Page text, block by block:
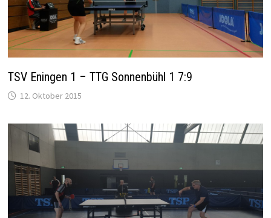
TSV Eningen 1 – TTG Sonnenbühl 1 7:9
12. Oktober 2015